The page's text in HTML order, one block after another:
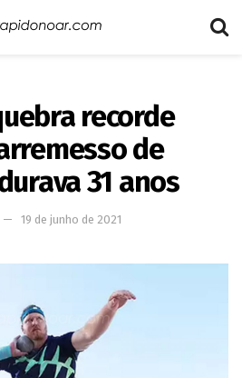
recorde
de
31 anos
19 de junho de 2021